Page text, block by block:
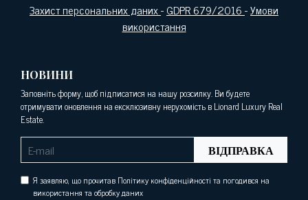
Захист персональних даних-GDPR 679/2016-Умови
використання
НОВИНИ
Заповніть форму, щоб підписатися на нашу розсилку. Ви будете
отримувати оновлення на ексклюзивну нерухомість в Lionard Luxury Real
Estate.
ВІДПРАВКА
Я заявляю, що прочитав Політику конфіденційності та погодився на
використання та обробку даних